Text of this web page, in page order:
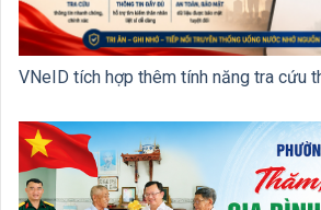
VNeID tích hợp thêm tính năng tra cứu